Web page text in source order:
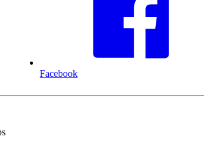
Facebook